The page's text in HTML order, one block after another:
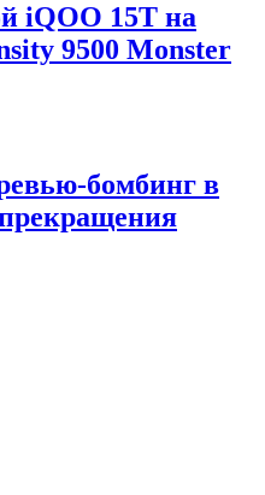
iQOO 15T на
9500 Monster
бомбинг в